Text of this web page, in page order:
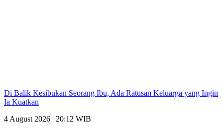
Di Balik Kesibukan Seorang Ibu, Ada Ratusan Keluarga yang Ingin
Ia Kuatkan
4 August 2026 | 20:12 WIB